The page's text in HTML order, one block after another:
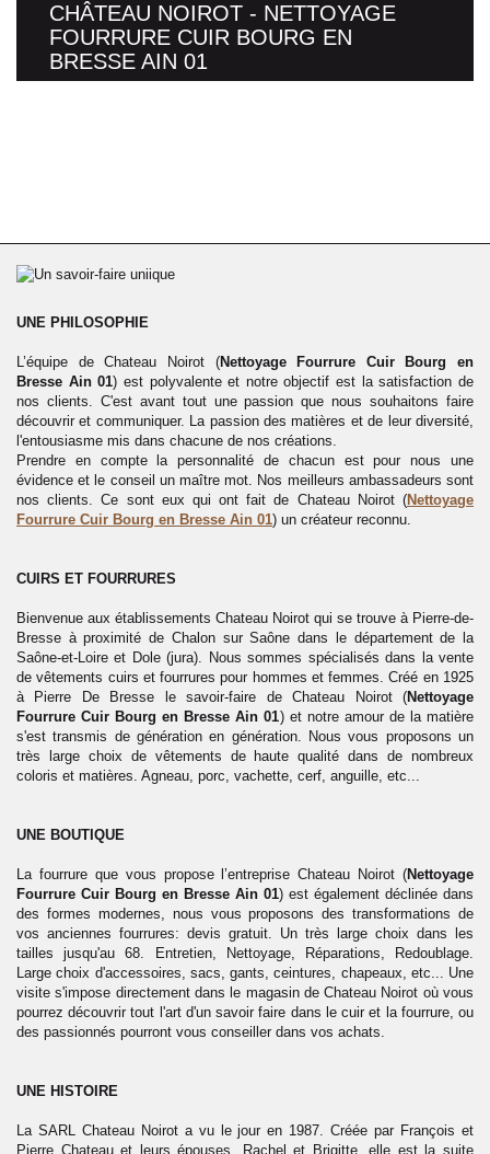
CHÂTEAU NOIROT - NETTOYAGE
FOURRURE CUIR BOURG EN
BRESSE AIN 01
UNE PHILOSOPHIE
L’équipe de Chateau Noirot (Nettoyage Fourrure Cuir Bourg en
Bresse Ain 01) est polyvalente et notre objectif est la satisfaction de
nos clients. C'est avant tout une passion que nous souhaitons faire
découvrir et communiquer. La passion des matières et de leur diversité,
l'entousiasme mis dans chacune de nos créations.
Prendre en compte la personnalité de chacun est pour nous une
évidence et le conseil un maître mot. Nos meilleurs ambassadeurs sont
nos clients. Ce sont eux qui ont fait de Chateau Noirot (Nettoyage
Fourrure Cuir Bourg en Bresse Ain 01) un créateur reconnu.
CUIRS ET FOURRURES
Bienvenue aux établissements Chateau Noirot qui se trouve à Pierre-de-
Bresse à proximité de Chalon sur Saône dans le département de la
Saône-et-Loire et Dole (jura). Nous sommes spécialisés dans la vente
de vêtements cuirs et fourrures pour hommes et femmes. Créé en 1925
à Pierre De Bresse le savoir-faire de Chateau Noirot (Nettoyage
Fourrure Cuir Bourg en Bresse Ain 01) et notre amour de la matière
s'est transmis de génération en génération. Nous vous proposons un
très large choix de vêtements de haute qualité dans de nombreux
coloris et matières. Agneau, porc, vachette, cerf, anguille, etc...
UNE BOUTIQUE
La fourrure que vous propose l’entreprise Chateau Noirot (Nettoyage
Fourrure Cuir Bourg en Bresse Ain 01) est également déclinée dans
des formes modernes, nous vous proposons des transformations de
vos anciennes fourrures: devis gratuit. Un très large choix dans les
tailles jusqu'au 68. Entretien, Nettoyage, Réparations, Redoublage.
Large choix d'accessoires, sacs, gants, ceintures, chapeaux, etc... Une
visite s'impose directement dans le magasin de Chateau Noirot où vous
pourrez découvrir tout l'art d'un savoir faire dans le cuir et la fourrure, ou
des passionnés pourront vous conseiller dans vos achats.
UNE HISTOIRE
La SARL Chateau Noirot a vu le jour en 1987. Créée par François et
Pierre Chateau et leurs épouses, Rachel et Brigitte, elle est la suite